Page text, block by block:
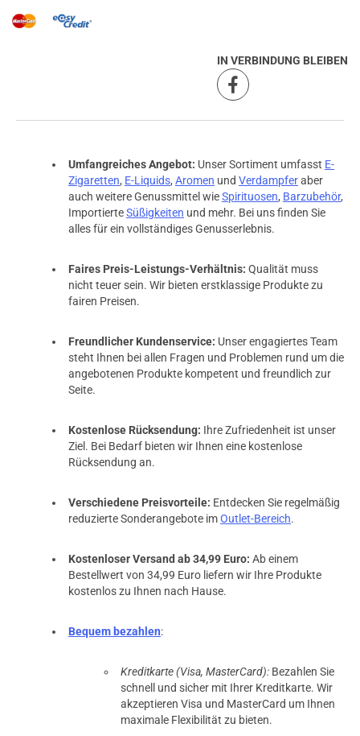
IN VERBINDUNG BLEIBEN
Umfangreiches Angebot: Unser Sortiment umfasst E-
Zigaretten, E-Liquids, Aromen und Verdampferaber
auch weitere Genussmittel wieSpirituosen, Barzubehör,
ImportierteSüßigkeiten und mehr. Bei uns finden Sie
alles für ein vollständiges Genusserlebnis.
Faires Preis-Leistungs-Verhältnis: Qualität muss
nicht teuer sein. Wir bieten erstklassige Produkte zu
fairen Preisen.
Freundlicher Kundenservice: Unser engagiertes Team
steht Ihnen bei allen Fragen und Problemen rund um die
angebotenen Produkte kompetent und freundlich zur
Seite.
Kostenlose Rücksendung: Ihre Zufriedenheit ist unser
Ziel. Bei Bedarf bieten wir Ihnen eine kostenlose
Rücksendung an.
Verschiedene Preisvorteile: Entdecken Sie regelmäßig
reduzierte Sonderangebote imOutlet-Bereich.
Kostenloser Versand ab 34,99 Euro: Ab einem
Bestellwert von 34,99 Euro liefern wir Ihre Produkte
kostenlos zu Ihnen nach Hause.
Bequem bezahlen:
Kreditkarte (Visa, MasterCard): Bezahlen Sie
schnell und sicher mit Ihrer Kreditkarte. Wir
akzeptieren Visa und MasterCard um Ihnen
maximale Flexibilität zu bieten.